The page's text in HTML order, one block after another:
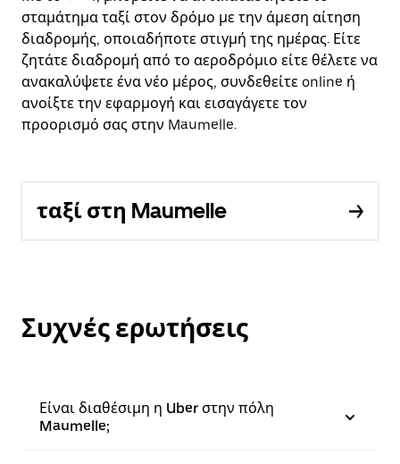
σταμάτημα ταξί στον δρόμο με την άμεση αίτηση
διαδρομής, οποιαδήποτε στιγμή της ημέρας. Είτε
ζητάτε διαδρομή από το αεροδρόμιο είτε θέλετε να
ανακαλύψετε ένα νέο μέρος, συνδεθείτε online ή
ανοίξτε την εφαρμογή και εισαγάγετε τον
προορισμό σας στην Maumelle.
ταξί στη Maumelle
Συχνές ερωτήσεις
Είναι διαθέσιμη η Uber στην πόλη
Maumelle;